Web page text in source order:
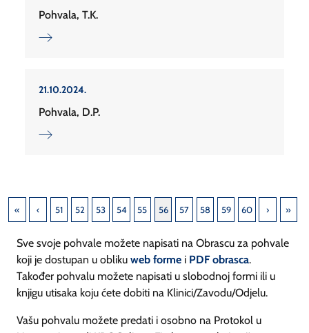
Pohvala, T.K.
21.10.2024.
Pohvala, D.P.
51 52 53 54 55 56 57 58 59 60
Sve svoje pohvale možete napisati na Obrascu za pohvale
koji je dostupan u obliku web forme i PDF obrasca.
Također pohvalu možete napisati u slobodnoj formi ili u
knjigu utisaka koju ćete dobiti na Klinici/Zavodu/Odjelu.
Vašu pohvalu možete predati i osobno na Protokol u